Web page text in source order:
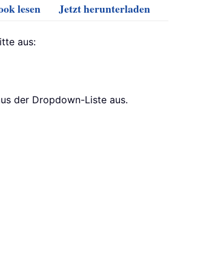
lesen Jetzt herunterladen
aus:
der Dropdown-Liste aus.